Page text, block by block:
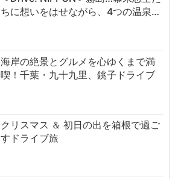
ちに想いをはせながら、4つの温泉…
海岸の絶景とグルメを心ゆくまで満
喫！千葉・九十九里、銚子ドライブ
クリスマス ＆ 初日の出を箱根で過ご
すドライブ旅